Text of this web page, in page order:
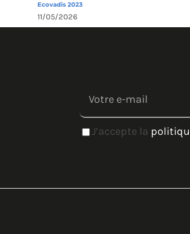
Ecovadis 2023
11/05/2026
J’accepte la